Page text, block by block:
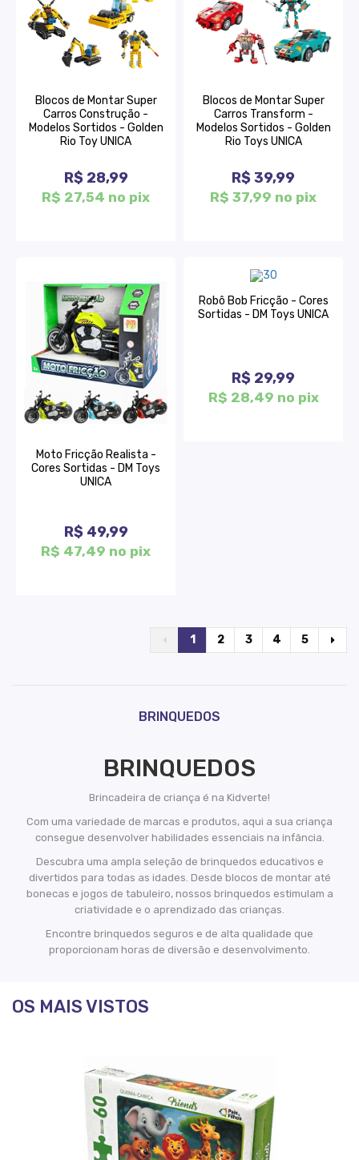
Blocos de Montar Super
Carros Construção -
Modelos Sortidos - Golden
Rio Toy UNICA
R$ 28,99
R$ 27,54 no pix
Blocos de Montar Super
Carros Transform -
Modelos Sortidos - Golden
Rio Toys UNICA
R$ 39,99
R$ 37,99 no pix
Moto Fricção Realista -
Cores Sortidas - DM Toys
UNICA
R$ 49,99
R$ 47,49 no pix
Robô Bob Fricção - Cores
Sortidas - DM Toys UNICA
R$ 29,99
R$ 28,49 no pix
1 2 3 4 5
BRINQUEDOS
BRINQUEDOS
Brincadeira de criança é na Kidverte!
Com uma variedade de marcas e produtos, aqui a sua criança
consegue desenvolver habilidades essenciais na infância.
Descubra uma ampla seleção de brinquedos educativos e
divertidos para todas as idades. Desde blocos de montar até
bonecas e jogos de tabuleiro, nossos brinquedos estimulam a
criatividade e o aprendizado das crianças.
Encontre brinquedos seguros e de alta qualidade que
proporcionam horas de diversão e desenvolvimento.
OS MAIS VISTOS